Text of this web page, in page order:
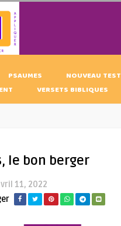
PSAUMES
NOUVEAU
VERSETS BIBLIQUES
le bon berger
11, 2022